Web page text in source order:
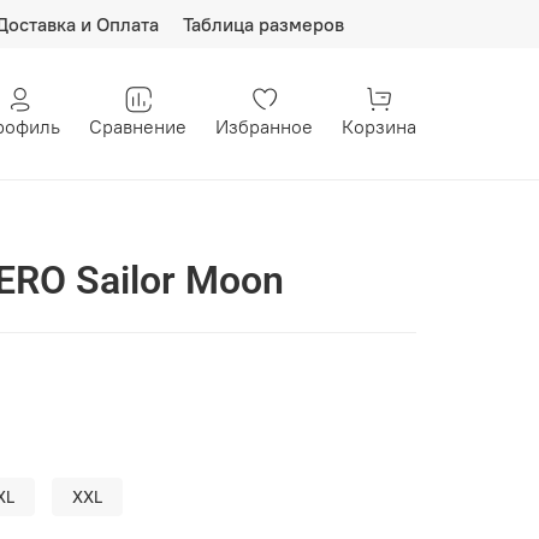
и Оплата Таблица размеров
Сравнение Избранное Корзина
Sailor Moon
XXL